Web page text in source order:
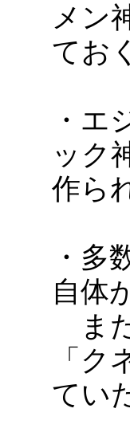
メン
てお
・エ
ック
作ら
・多
自体
ま
「
てい